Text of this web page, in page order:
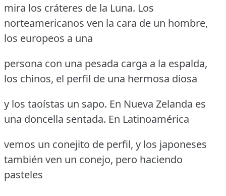
mira los cráteres de la Luna. Los
norteamericanos ven la cara de un hombre,
los europeos a una
persona con una pesada carga a la espalda,
los chinos, el perfil de una hermosa diosa
y los taoístas un sapo. En Nueva Zelanda es
una doncella sentada. En Latinoamérica
vemos un conejito de perfil, y los japoneses
también ven un conejo, pero haciendo
pasteles